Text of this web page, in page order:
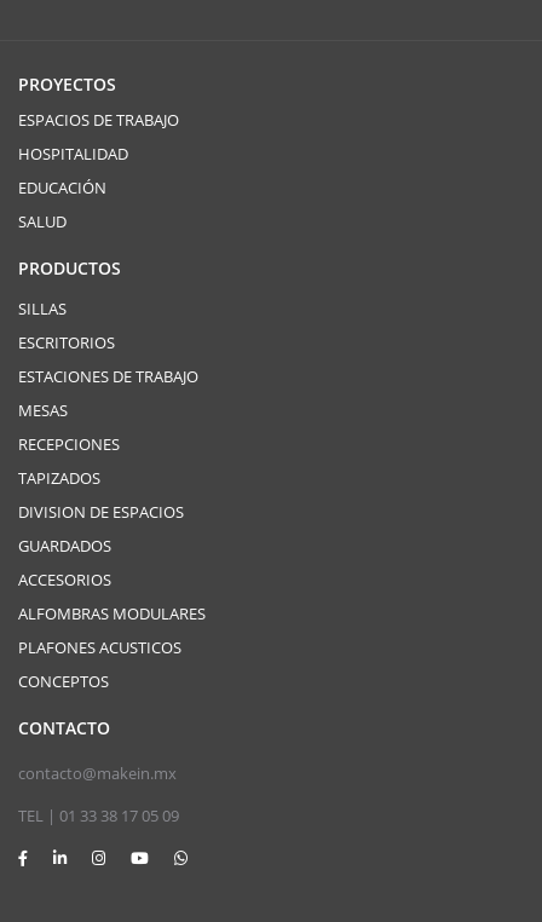
PROYECTOS
ESPACIOS DE TRABAJO
HOSPITALIDAD
EDUCACIÓN
SALUD
PRODUCTOS
SILLAS
ESCRITORIOS
ESTACIONES DE TRABAJO
MESAS
RECEPCIONES
TAPIZADOS
DIVISION DE ESPACIOS
GUARDADOS
ACCESORIOS
ALFOMBRAS MODULARES
PLAFONES ACUSTICOS
CONCEPTOS
CONTACTO
contacto@makein.mx
TEL | 01 33 38 17 05 09